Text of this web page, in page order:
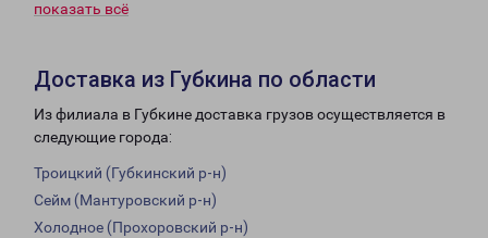
показать всё
Доставка из Губкина по области
Из филиала в Губкине доставка грузов осуществляется в
следующие города:
Троицкий (Губкинский р-н)
Сейм (Мантуровский р-н)
Холодное (Прохоровский р-н)